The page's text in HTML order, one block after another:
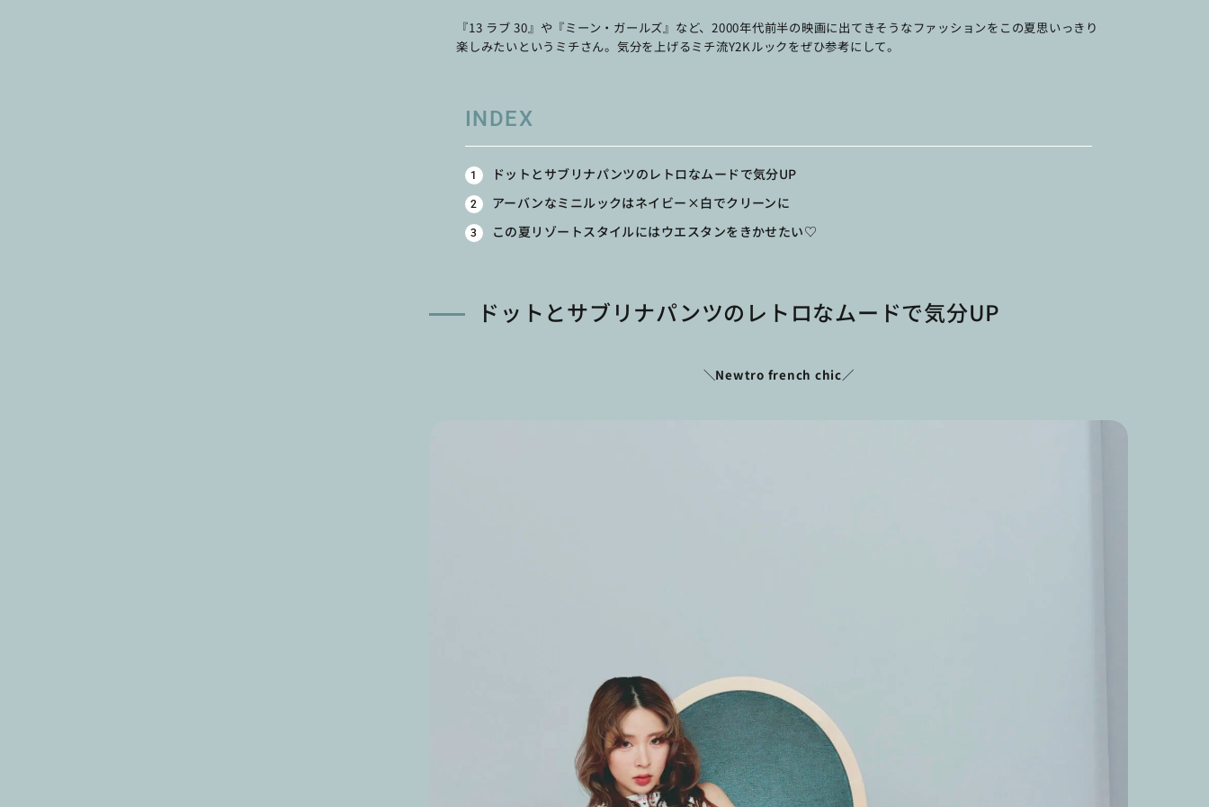
『13 ラブ 30』や『ミーン・ガールズ』など、2000年代前半の映画に出てきそうなファッションをこの夏思いっきり
楽しみたいというミチさん。気分を上げるミチ流Y2Kルックをぜひ参考にして。
INDEX
ドットとサブリナパンツのレトロなムードで気分UP
アーバンなミニルックはネイビー×白でクリーンに
この夏リゾートスタイルにはウエスタンをきかせたい♡
ドットとサブリナパンツのレトロなムードで気分UP
＼Newtro french chic／